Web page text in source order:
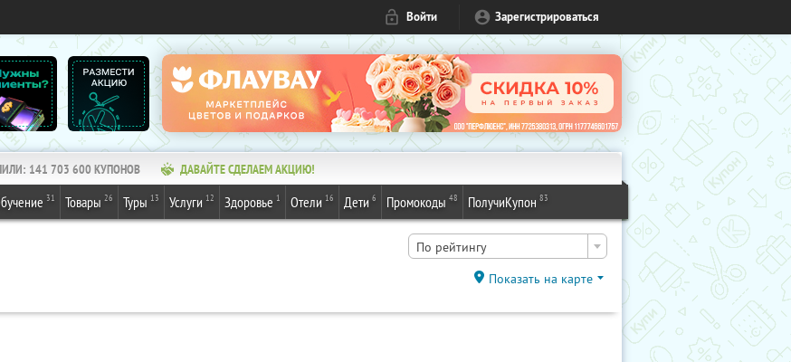
Войти Зарегистрироваться
141 703 600КУПОНОВ ДАВАЙТЕ СДЕЛАЕМ АКЦИЮ!
31 Товары 26 Туры 13 Услуги 12 Здоровье 1 Отели 16 Дети 6 Промокоды 48 ПолучиКупон 83
По рейтингу
Показать на карте